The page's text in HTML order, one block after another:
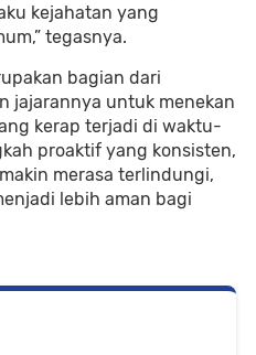
kejahatan yang
tegasnya.
bagian dari
jajarannya untuk menekan
kerap terjadi di waktu-
proaktif yang konsisten,
merasa terlindungi,
lebih aman bagi